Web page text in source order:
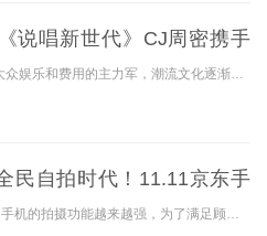
说唱新世代》CJ周密携手
随着90多岁、00多岁等新生代成为大众娱乐和费用的主力军，潮流文化逐渐从小众中走出，成为年轻群体表现自我个性的重要方法。 客户对趋势企业品牌的认知度在提高，消费欲望也在
民自拍时代！11.11京东手
这个可以轻松拍摄的全民拍摄时代，手机的拍摄功能越来越强，为了满足顾客对手机拍摄的更终极追求，高端智能手机的进化拍摄能力成为手机领域的新潮流。 日前，京东手机联合标题